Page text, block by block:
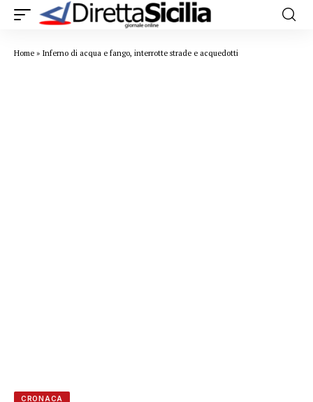
Home » Inferno di acqua e fango, interrotte strade e acquedotti
CRONACA